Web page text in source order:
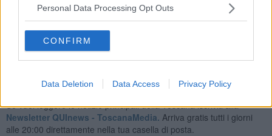
Personal Data Processing Opt Outs
CONFIRM
Data Deletion Data Access Privacy Policy
Se vuoi leggere le notizie principali della Toscana iscriviti alla
Newsletter QUInews - ToscanaMedia. Arriva gratis tutti i giorni
alle 20:00 direttamente nella tua casella di posta.